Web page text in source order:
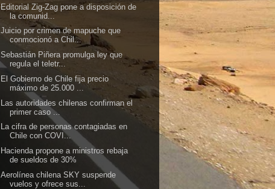
Editorial Zig-Zag pone a disposición de
la comunid...
Juicio por crimen de mapuche que
conmocionó a Chil...
Sebastián Piñera promulga ley que
regula el teletr...
El Gobierno de Chile fija precio
máximo de 25.000 ...
Las autoridades chilenas confirman el
primer caso ...
La cifra de personas contagiadas en
Chile con COVI...
Hacienda propone a ministros rebaja
de sueldos de 30%
Aerolínea chilena SKY suspende
vuelos y ofrece sus...